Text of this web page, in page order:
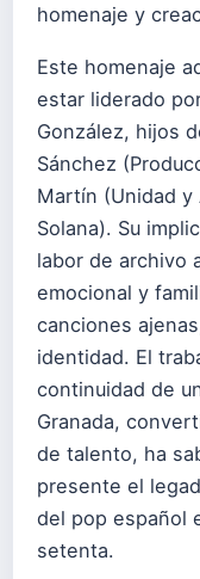
homenaje y
Este homenaje
estar liderado
González, hijos
Sánchez
Martín (Unidad y
Solana). Su
labor de archivo
emocional y
canciones
identidad. El
continuidad de
Granada,
de talento, ha
presente el
del pop español
setenta.